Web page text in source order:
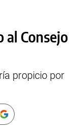
al Consejo
propicio por